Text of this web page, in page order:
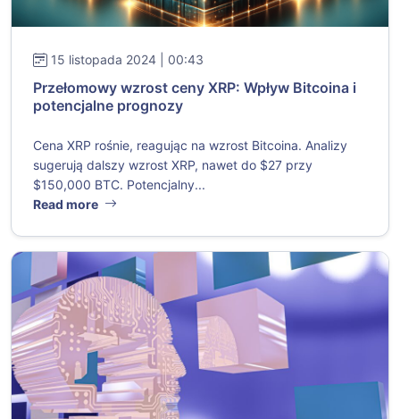
15 listopada 2024 | 00:43
Przełomowy wzrost ceny XRP: Wpływ Bitcoina i
potencjalne prognozy
Cena XRP rośnie, reagując na wzrost Bitcoina. Analizy
sugerują dalszy wzrost XRP, nawet do $27 przy
$150,000 BTC. Potencjalny...
Read more